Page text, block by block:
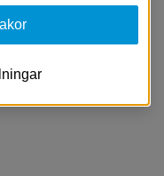
behöver du ta
Ska du anlägga
anmälan till